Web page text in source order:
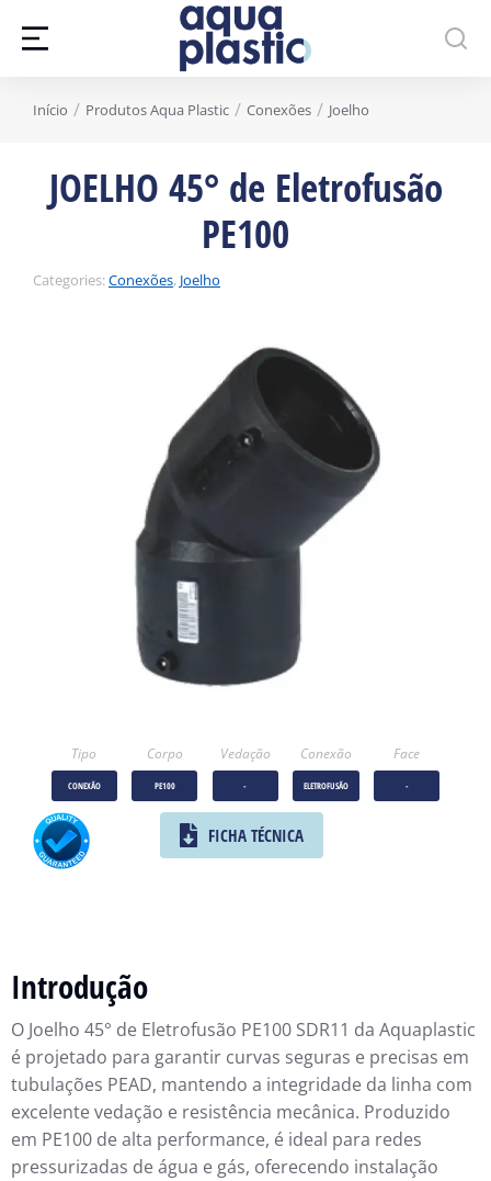
Você está aqui:
Início Produtos Aqua Plastic Conexões Joelho
JOELHO 45° de Eletrofusão
PE100
Categories:Conexões, Joelho
Tipo Corpo Vedação Conexão Face
CONEXÃO PE100 - ELETROFUSÃO -
FICHA TÉCNICA
Introdução
O Joelho 45° de Eletrofusão PE100 SDR11 da Aquaplastic
é projetado para garantir curvas seguras e precisas em
tubulações PEAD, mantendo a integridade da linha com
excelente vedação e resistência mecânica. Produzido
em PE100 de alta performance, é ideal para redes
pressurizadas de água e gás, oferecendo instalação